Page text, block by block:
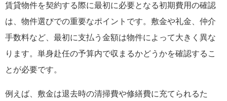
賃貸物件を契約する際に最初に必要となる初期費用の確認
は、物件選びでの重要なポイントです。敷金や礼金、仲介
手数料など、最初に支払う金額は物件によって大きく異な
ります。単身赴任の予算内で収まるかどうかを確認するこ
とが必要です。
例えば、敷金は退去時の清掃費や修繕費に充てられるた